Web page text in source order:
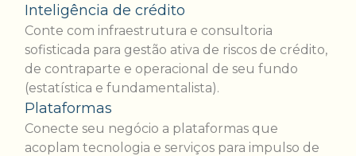
Inteligência de crédito
Conte com infraestrutura e consultoria
sofisticada para gestão ativa de riscos de crédito,
de contraparte e operacional de seu fundo
(estatística e fundamentalista).
Plataformas
Conecte seu negócio a plataformas que
acoplam tecnologia e serviços para impulso de